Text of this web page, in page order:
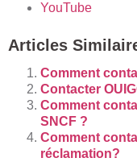
YouTube
Articles
Comment
Contacter
Comment
SNCF ?
Comment
réclamation?